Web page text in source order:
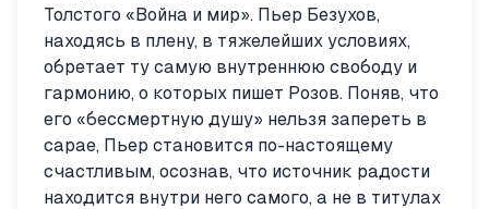
Толстого «Война и мир». Пьер Безухов,
находясь в плену, в тяжелейших условиях,
обретает ту самую внутреннюю свободу и
гармонию, о которых пишет Розов. Поняв, что
его «бессмертную душу» нельзя запереть в
сарае, Пьер становится по-настоящему
счастливым, осознав, что источник радости
находится внутри него самого, а не в титулах